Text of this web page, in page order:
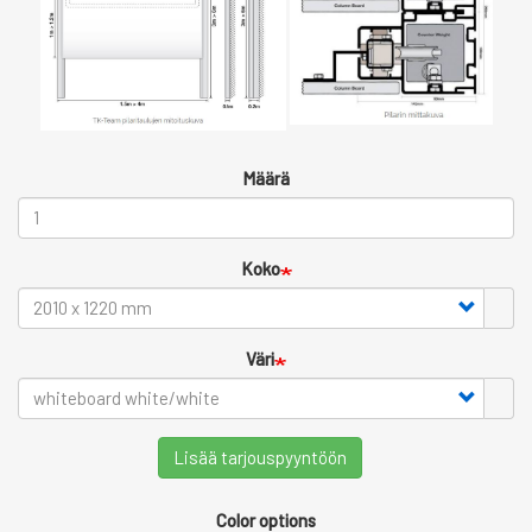
Määrä
Koko
Väri
Lisää tarjouspyyntöön
Color options